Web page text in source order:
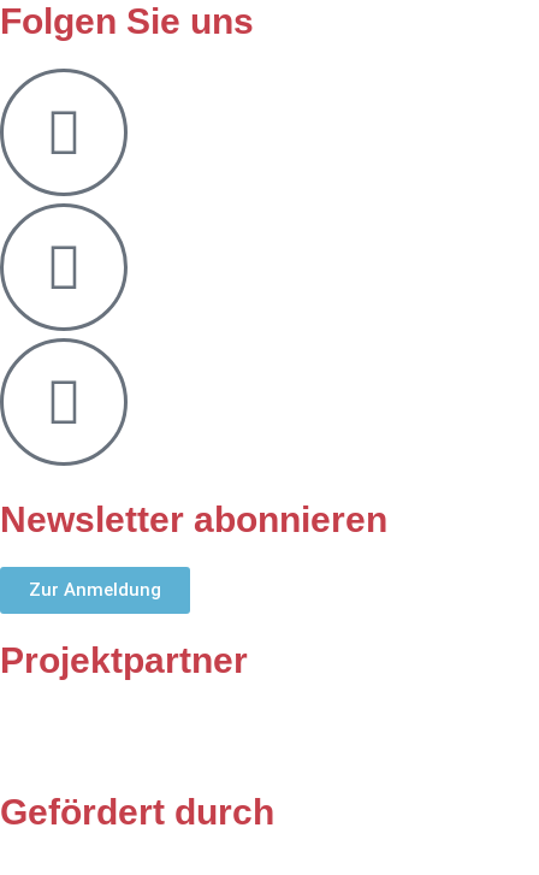
Folgen Sie uns
Newsletter abonnieren
Zur Anmeldung
Projektpartner
Gefördert durch